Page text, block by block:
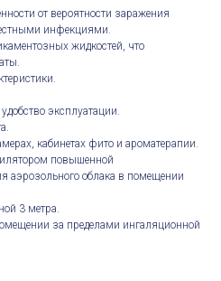
от вероятности заражения
инфекциями.
жидкостей, что
эксплуатации.
кабинетах фито и ароматерапии.
повышенной
аэрозольного облака в помещении
3 метра.
за пределами ингаляционной